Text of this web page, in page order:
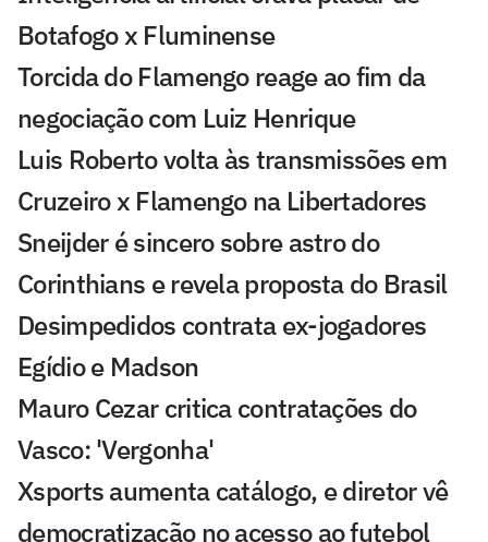
Botafogo x Fluminense
Torcida do Flamengo reage ao fim da
negociação com Luiz Henrique
Luis Roberto volta às transmissões em
Cruzeiro x Flamengo na Libertadores
Sneijder é sincero sobre astro do
Corinthians e revela proposta do Brasil
Desimpedidos contrata ex-jogadores
Egídio e Madson
Mauro Cezar critica contratações do
Vasco: 'Vergonha'
Xsports aumenta catálogo, e diretor vê
democratização no acesso ao futebol